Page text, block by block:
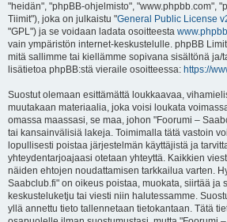
"heidän", "phpBB-ohjelmisto", "www.phpbb.com",
Tiimit"), joka on julkaistu "General Public License
"GPL") ja se voidaan ladata osoitteesta
vain ympäristön internet-keskustelulle. phpBB
mitä sallimme tai kiellämme sopivana sisältönä ja/
lisätietoa phpBB:stä vieraile osoitteessa: https://
Suostut olemaan esittämättä loukkaavaa,
muutakaan materiaalia, joka voisi loukata
omassa maassasi, se maa, johon "Foorumi –
tai kansainvälisiä lakeja. Toimimalla tätä vastoin
lopullisesti poistaa järjestelmän käyttäjistä ja
yhteydentarjoajaasi otetaan yhteyttä. Kaikkien
näiden ehtojen noudattamisen tarkkailua varten.
Saabclub.fi" on oikeus poistaa, muokata, siirtää ja
keskusteluketju tai viesti niin halutessamme.
yllä annettu tieto tallennetaan tietokantaan. Tätä